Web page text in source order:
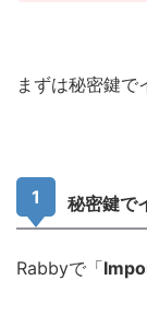
まずは秘密鍵で
秘密鍵で
Rabbyで「